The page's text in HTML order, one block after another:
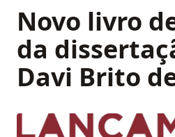
Novo livro
da
Davi Brito